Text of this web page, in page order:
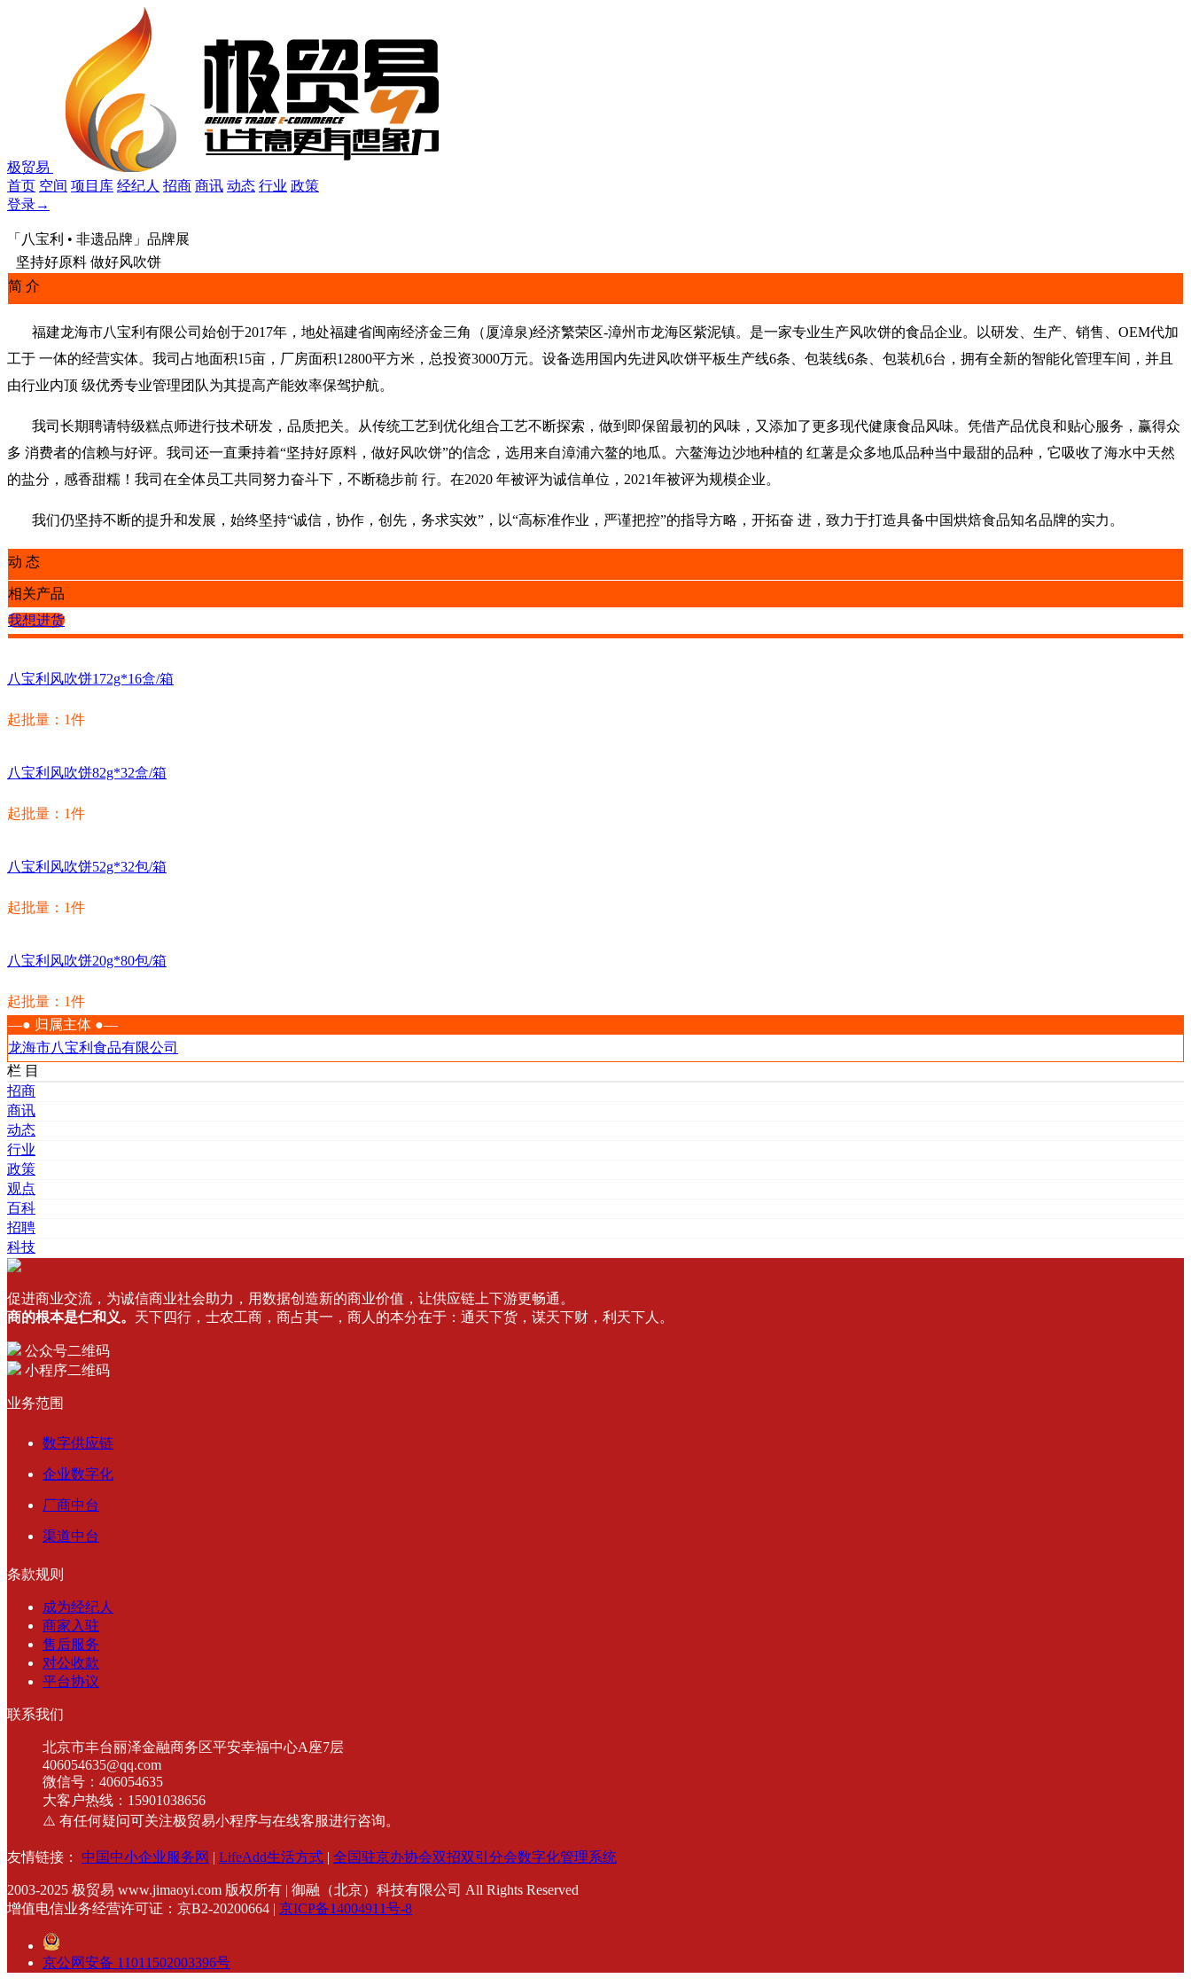
极贸易
首页 空间 项目库 经纪人 招商 商讯 动态 行业 政策
登录→
「八宝利 • 非遗品牌」品牌展
坚持好原料 做好风吹饼
简 介
福建龙海市八宝利有限公司始创于2017年，地处福建省闽南经济金三角（厦漳泉)经济繁荣区-漳州市龙海区紫泥镇。是一家专业生产风吹饼的食品企业。以研发、生产、销售、OEM代加
工于 一体的经营实体。我司占地面积15亩，厂房面积12800平方米，总投资3000万元。设备选用国内先进风吹饼平板生产线6条、包装线6条、包装机6台，拥有全新的智能化管理车间，并且
由行业内顶 级优秀专业管理团队为其提高产能效率保驾护航。
我司长期聘请特级糕点师进行技术研发，品质把关。从传统工艺到优化组合工艺不断探索，做到即保留最初的风味，又添加了更多现代健康食品风味。凭借产品优良和贴心服务，赢得众
多 消费者的信赖与好评。我司还一直秉持着“坚持好原料，做好风吹饼”的信念，选用来自漳浦六鳌的地瓜。六鳌海边沙地种植的 红薯是众多地瓜品种当中最甜的品种，它吸收了海水中天然
的盐分，感香甜糯！我司在全体员工共同努力奋斗下，不断稳步前 行。在2020 年被评为诚信单位，2021年被评为规模企业。
我们仍坚持不断的提升和发展，始终坚持“诚信，协作，创先，务求实效”，以“高标准作业，严谨把控”的指导方略，开拓奋 进，致力于打造具备中国烘焙食品知名品牌的实力。
动 态
相关产品
我想进货
八宝利风吹饼172g*16盒/箱
起批量：1件
八宝利风吹饼82g*32盒/箱
起批量：1件
八宝利风吹饼52g*32包/箱
起批量：1件
八宝利风吹饼20g*80包/箱
起批量：1件
—● 归属主体 ●—
龙海市八宝利食品有限公司
栏 目
招商
商讯
动态
行业
政策
观点
百科
招聘
科技
促进商业交流，为诚信商业社会助力，用数据创造新的商业价值，让供应链上下游更畅通。
商的根本是仁和义。 天下四行，士农工商，商占其一，商人的本分在于：通天下货，谋天下财，利天下人。
公众号二维码
小程序二维码
业务范围
数字供应链
企业数字化
厂商中台
渠道中台
条款规则
成为经纪人
商家入驻
售后服务
对公收款
平台协议
联系我们
北京市丰台丽泽金融商务区平安幸福中心A座7层
406054635@qq.com
微信号：406054635
大客户热线：15901038656
⚠️ 有任何疑问可关注极贸易小程序与在线客服进行咨询。
友情链接： 中国中小企业服务网 | LifeAdd生活方式 | 全国驻京办协会双招双引分会数字化管理系统
2003-2025 极贸易 www.jimaoyi.com 版权所有 | 御融（北京）科技有限公司 All Rights Reserved
增值电信业务经营许可证：京B2-20200664 | 京ICP备14004911号-8
京公网安备 11011502003396号